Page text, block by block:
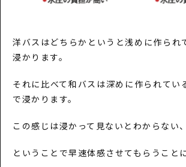
洋バスはどちらかというと浅めに作られ
浸かります。
それに比べて和バスは深めに作られてい
で浸かります。
この感じは浸かって見ないとわからない、
ということで早速体感させてもらうことに